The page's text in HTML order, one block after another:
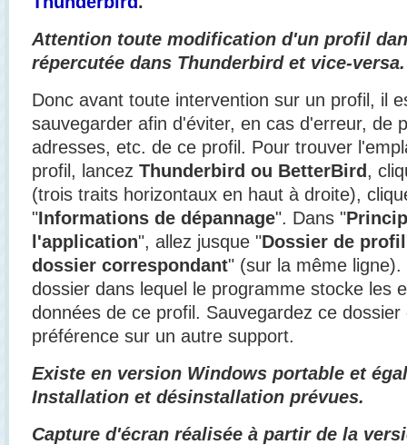
Attention toute modification d'un profil
répercutée dans Thunderbird et vice-versa.
Donc avant toute intervention sur un profil, il
sauvegarder afin d'éviter, en cas d'erreur, de
adresses, etc. de ce profil. Pour trouver
profil, lancez Thunderbird ou BetterBird ,
(trois traits horizontaux en haut à droite),
"Informations de dépannage". Dans "
l'application", allez jusque "Dossier de profil
dossier correspondant" (sur la même
dossier dans lequel le programme stocke les
données de ce profil. Sauvegardez ce
préférence sur un autre support.
Existe en version Windows portable et
Installation et désinstallation prévues.
Capture d'écran réalisée à partir de la